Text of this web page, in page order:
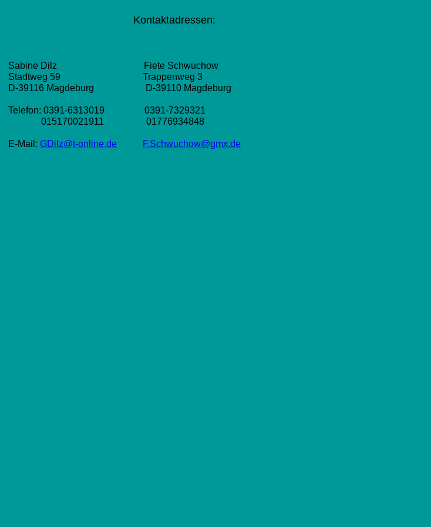
Kontaktadressen:
Sabine Dilz Fiete Schwuchow
Stadtweg 59 Trappenweg 3
D-39116 Magdeburg D-39110 Magdeburg
Telefon: 0391-6313019 0391-7329321
015170021911 01776934848
E-Mail: GDilz@t-online.de F.Schwuchow@gmx.de